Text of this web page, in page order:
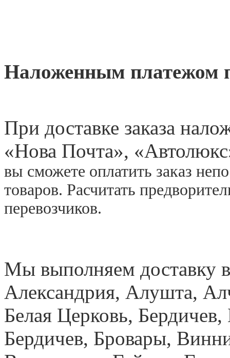
Наложенным платежом
При доставке заказа
«Нова Почта»,
вы сможете оплатить заказ
товаров. Расчитать
перевозчиков.
Мы выполняем доставку
Александрия, Алушта,
Белая Церковь,
Бердичев, Бровары,